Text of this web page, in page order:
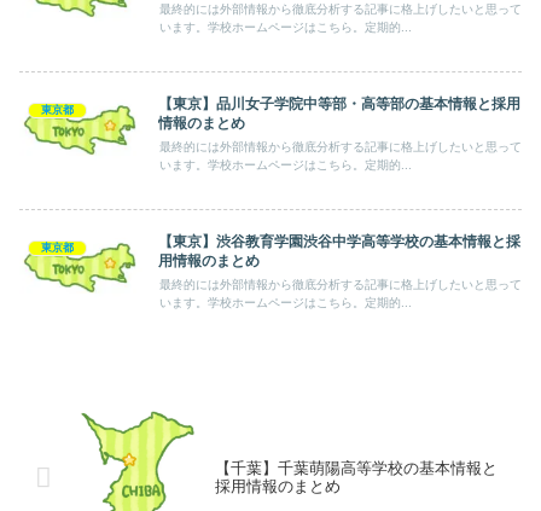
最終的には外部情報から徹底分析する記事に格上げしたいと思って
います。学校ホームページはこちら。定期的...
東京都
【東京】品川女子学院中等部・高等部の基本情報と採用
情報のまとめ
最終的には外部情報から徹底分析する記事に格上げしたいと思って
います。学校ホームページはこちら。定期的...
東京都
【東京】渋谷教育学園渋谷中学高等学校の基本情報と採
用情報のまとめ
最終的には外部情報から徹底分析する記事に格上げしたいと思って
います。学校ホームページはこちら。定期的...
【千葉】千葉萌陽高等学校の基本情報と
採用情報のまとめ